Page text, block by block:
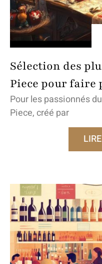
Sélection des
Piece pour faire
Pour les passionnés
Piece, créé par